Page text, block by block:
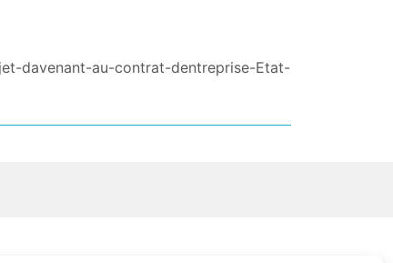
davenant-au-contrat-dentreprise-Etat-